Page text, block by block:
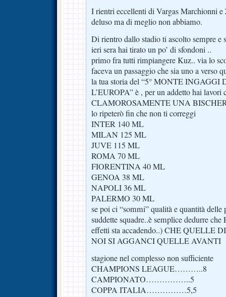
I rientri eccellenti di Vargas Marchionni e
deluso ma di meglio non abbiamo.
Di rientro dallo stadio ti ascolto sempre e
ieri sera hai tirato un po’ di sfondoni ..
primo fra tutti rimpiangere Kuz.. via lo
faceva un passaggio che sia uno a verso
la tua storia del “5° MONTE
L’EUROPA” è , per un addetto hai lavori
CLAMOROSAMENTE UNA
lo ripeterò fin che non ti correggi
INTER 140 ML
MILAN 125 ML
JUVE 115 ML
ROMA 70 ML
FIORENTINA 40 ML
GENOA 38 ML
NAPOLI 36 ML
PALERMO 30 ML
se poi ci “sommi” qualità e quantità delle
suddette squadre..è semplice dedurre
effetti sta accadendo..) CHE QUELLE
NOI SI AGGANCI QUELLE AVANTI
stagione nel complesso non sufficiente
CHAMPIONS LEAGUE………..8
CAMPIONATO……………..5
COPPA ITALIA……………5,5